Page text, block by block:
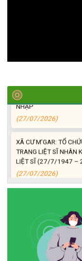
HỘI NGƯỜI CAO TUỔI
THÁNG ĐẦU NĂM VÀ
NHẬP
(27/07/2026)
XÃ CƯ M’GAR: TỔ
TRANG LIỆT SĨ NHÂN
LIỆT SĨ (27/7/1947
(27/07/2026)
NĂM NGÀY THƯƠNG
(27/07/2026)
Phát biểu bế mạc Hội
thư, Chủ tịch nước Tô